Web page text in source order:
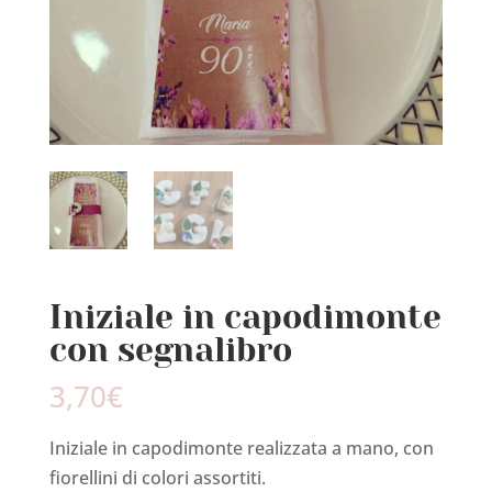
Iniziale in capodimonte
con segnalibro
3,70€
Iniziale in capodimonte realizzata a mano, con
fiorellini di colori assortiti.